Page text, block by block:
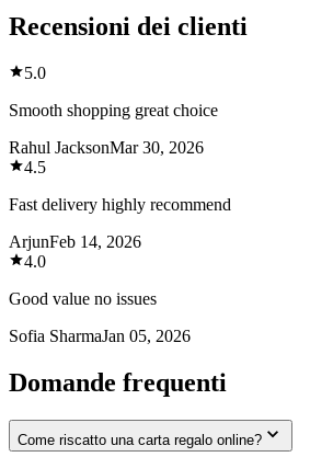
Recensioni dei clienti
5.0
Smooth shopping great choice
Rahul JacksonMar 30, 2026
4.5
Fast delivery highly recommend
ArjunFeb 14, 2026
4.0
Good value no issues
Sofia SharmaJan 05, 2026
Domande frequenti
Come riscatto una carta regalo online?